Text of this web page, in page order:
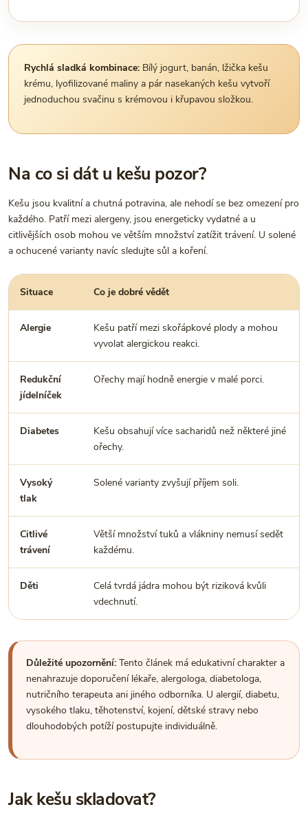
Rychlá sladká kombinace: Bílý jogurt, banán, lžička kešu
krému, lyofilizované maliny a pár nasekaných kešu vytvoří
jednoduchou svačinu s krémovou i křupavou složkou.
Na co si dát u kešu pozor?
Kešu jsou kvalitní a chutná potravina, ale nehodí se bez omezení pro
každého. Patří mezi alergeny, jsou energeticky vydatné a u
citlivějších osob mohou ve větším množství zatížit trávení. U solené
a ochucené varianty navíc sledujte sůl a koření.
Situace Co je dobré vědět
Alergie
Kešu patří mezi skořápkové plody a mohou
vyvolat alergickou reakci.
Redukční
jídelníček
Ořechy mají hodně energie v malé porci.
Diabetes
Kešu obsahují více sacharidů než některé jiné
ořechy.
Vysoký
tlak
Solené varianty zvyšují příjem soli.
Citlivé
trávení
Větší množství tuků a vlákniny nemusí sedět
každému.
Děti
Celá tvrdá jádra mohou být riziková kvůli
vdechnutí.
Důležité upozornění: Tento článek má edukativní charakter a
nenahrazuje doporučení lékaře, alergologa, diabetologa,
nutričního terapeuta ani jiného odborníka. U alergií, diabetu,
vysokého tlaku, těhotenství, kojení, dětské stravy nebo
dlouhodobých potíží postupujte individuálně.
Jak kešu skladovat?